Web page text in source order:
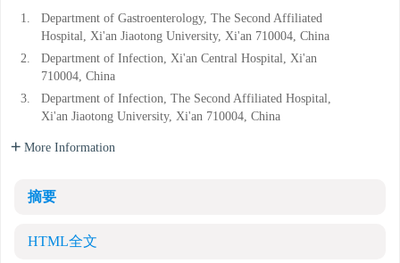
1.
Department of Gastroenterology, The Second Affiliated
Hospital, Xi'an Jiaotong University, Xi'an 710004, China
2.
Department of Infection, Xi'an Central Hospital, Xi'an
710004, China
3.
Department of Infection, The Second Affiliated Hospital,
Xi'an Jiaotong University, Xi'an 710004, China
More Information
摘要
HTML全文